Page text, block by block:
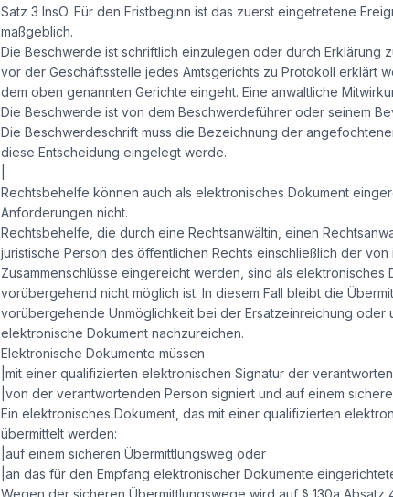
Satz 3 InsO. Für den Fristbeginn ist das zuerst eingetretene
maßgeblich.
Die Beschwerde ist schriftlich einzulegen oder durch Erklärung
vor der Geschäftsstelle jedes Amtsgerichts zu Protokoll erklärt
dem oben genannten Gerichte eingeht. Eine anwaltliche
Die Beschwerde ist von dem Beschwerdeführer oder seinem
Die Beschwerdeschrift muss die Bezeichnung der
diese Entscheidung eingelegt werde.
Rechtsbehelfe können auch als elektronisches Dokument
Anforderungen nicht.
Rechtsbehelfe, die durch eine Rechtsanwältin, einen
juristische Person des öffentlichen Rechts einschließlich der
Zusammenschlüsse eingereicht werden, sind als
vorübergehend nicht möglich ist. In diesem Fall bleibt die
vorübergehende Unmöglichkeit bei der Ersatzeinreichung oder
elektronische Dokument nachzureichen.
Elektronische Dokumente müssen
|mit einer qualifizierten elektronischen Signatur der
|von der verantwortenden Person signiert und auf einem
Ein elektronisches Dokument, das mit einer qualifizierten
übermittelt werden:
|auf einem sicheren Übermittlungsweg oder
|an das für den Empfang elektronischer Dokumente
Wegen der sicheren Übermittlungswege wird auf § 130a